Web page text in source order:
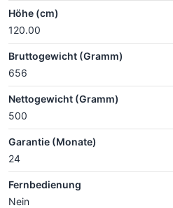
Höhe (cm)
120.00
Bruttogewicht (Gramm)
656
Nettogewicht (Gramm)
500
Garantie (Monate)
24
Fernbedienung
Nein